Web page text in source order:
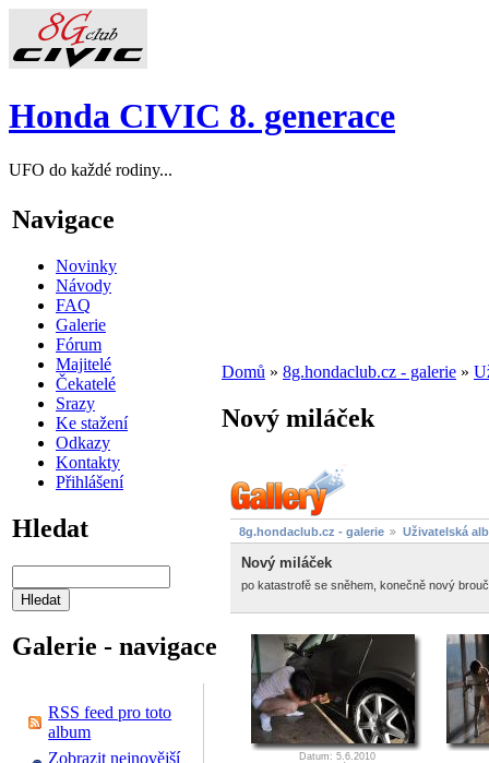
Honda CIVIC 8. generace
UFO do každé rodiny...
Navigace
Novinky
Návody
FAQ
Galerie
Fórum
Majitelé
Čekatelé
Srazy
Ke stažení
Odkazy
Kontakty
Přihlášení
Hledat
Galerie - navigace
RSS feed pro toto
album
Zobrazit nejnovější
Domů » 8g.hondaclub.cz - galerie »
Nový miláček
8g.hondaclub.cz - galerie Uživatelská
Nový miláček
po katastrofě se sněhem, konečně nový
Datum: 5.6.2010